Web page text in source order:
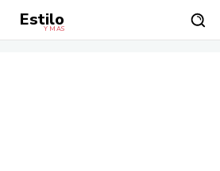
Estilo
Y MÁS